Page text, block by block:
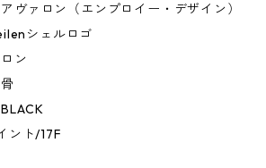
ヴァロン（エンプロイー・デザイン）
シェルロゴ
ン
ント/17F